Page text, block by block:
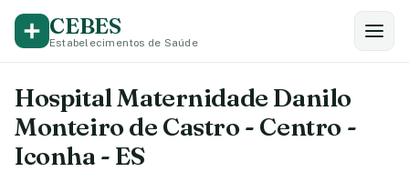
CEBES
Estabelecimentos de Saúde
Hospital Maternidade Danilo
Monteiro de Castro - Centro -
Iconha - ES